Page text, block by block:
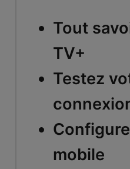
Tout
TV+
Testez
mobile